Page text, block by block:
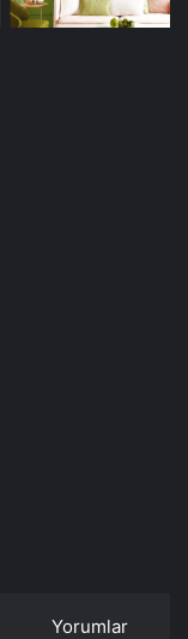
Yorumlar